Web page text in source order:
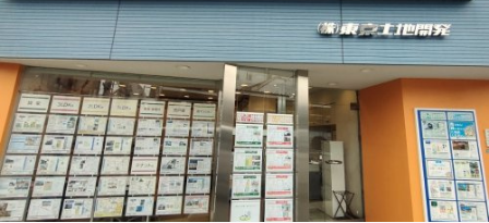
19日（火）、20日（水）
26日（火）、27日（水）
4/29～5/6の期間にいただいたお問い合わせにつきましては、
5/7以降、順次対応させていただきます。
2026.03.23 お知らせ
４月の定休日
４月の定休日